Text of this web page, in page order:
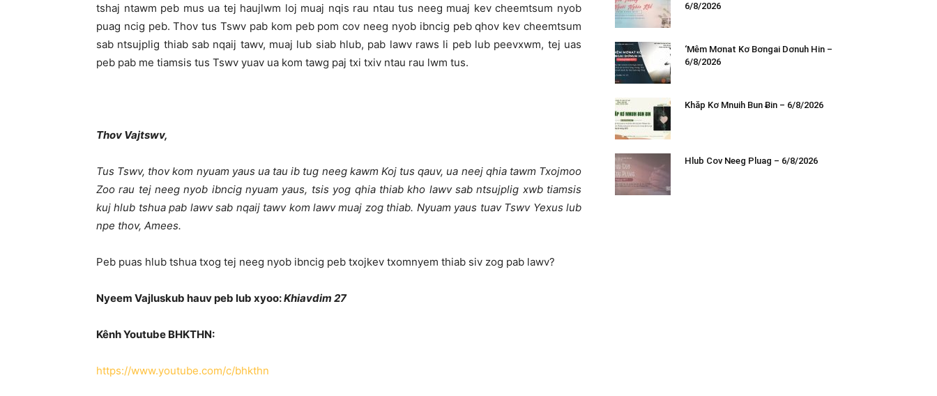
tshaj ntawm peb mus ua tej haujlwm loj muaj nqis rau ntau tus neeg muaj kev cheemtsum nyob
puag ncig peb. Thov tus Tswv pab kom peb pom cov neeg nyob ibncig peb qhov kev cheemtsum
sab ntsujplig thiab sab nqaij tawv, muaj lub siab hlub, pab lawv raws li peb lub peevxwm, tej uas
peb pab me tiamsis tus Tswv yuav ua kom tawg paj txi txiv ntau rau lwm tus.
Thov Vajtswv,
Tus Tswv, thov kom nyuam yaus ua tau ib tug neeg kawm Koj tus qauv, ua neej qhia tawm Txojmoo
Zoo rau tej neeg nyob ibncig nyuam yaus, tsis yog qhia thiab kho lawv sab ntsujplig xwb tiamsis
kuj hlub tshua pab lawv sab nqaij tawv kom lawv muaj zog thiab. Nyuam yaus tuav Tswv Yexus lub
npe thov, Amees.
Peb puas hlub tshua txog tej neeg nyob ibncig peb txojkev txomnyem thiab siv zog pab lawv?
Nyeem Vajluskub hauv peb lub xyoo:Khiavdim 27
Kênh Youtube BHKTHN:
https://www.youtube.com/c/bhkthn
6/8/2026
‘Mêm Mơnat Kơ Bơngai Dơnuh Hin –
6/8/2026
Khăp Kơ Mnuih Bun Ƀin – 6/8/2026
Hlub Cov Neeg Pluag – 6/8/2026